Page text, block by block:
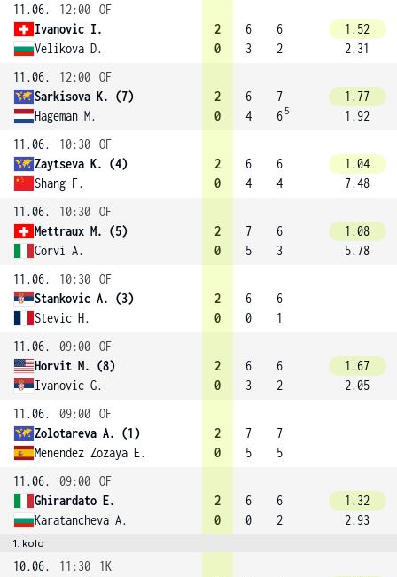
11.06. 12:00 OF
Ivanovic I.
Velikova D.
2
0
6
3
6
2
1.52
2.31
11.06.
12:00 OF
Sarkisova K. (7)
Hageman M.
2
0
6
4
7
6 5
1.77
1.92
11.06.
10:30 OF
Zaytseva K. (4)
Shang F.
2
0
6
4
6
4
1.04
7.48
11.06.
10:30 OF
Mettraux M. (5)
Corvi A.
2
0
7
5
6
3
1.08
5.78
11.06.
10:30 OF
Stankovic A. (3)
Stevic H.
2
0
6
0
6
1
11.06.
09:00 OF
Horvit M. (8)
Ivanovic G.
2
0
6
3
6
2
1.67
2.05
11.06.
09:00 OF
Zolotareva A. (1)
Menendez Zozaya E.
2
0
7
5
7
5
11.06.
09:00 OF
Ghirardato E.
Karatancheva A.
2
0
6
0
6
2
1.32
2.93
1. kolo
10.06. 11:30
1K